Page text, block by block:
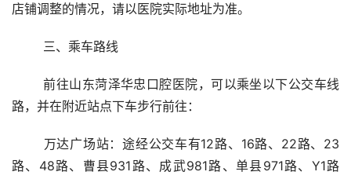
店铺调整的情况，请以医院实际地址为准。
	三、乘车路线
	前往山东菏泽华忠口腔医院，可以乘坐以下公交车线
路，并在附近站点下车步行前往：
路、48路、曹县931路、成武981路、单县971路、Y1路